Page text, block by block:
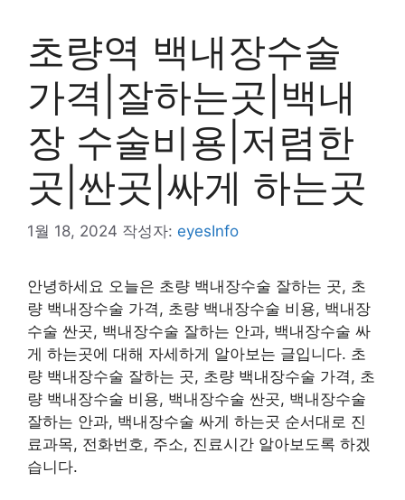
초량역 백내장수술
가격|잘하는곳|백내
장 수술비용|저렴한
곳|싼곳|싸게 하는곳
1월 18, 2024 작성자: eyesInfo
안녕하세요 오늘은 초량 백내장수술 잘하는 곳, 초
량 백내장수술 가격, 초량 백내장수술 비용, 백내장
수술 싼곳, 백내장수술 잘하는 안과, 백내장수술 싸
게 하는곳에 대해 자세하게 알아보는 글입니다. 초
량 백내장수술 잘하는 곳, 초량 백내장수술 가격, 초
량 백내장수술 비용, 백내장수술 싼곳, 백내장수술
잘하는 안과, 백내장수술 싸게 하는곳 순서대로 진
료과목, 전화번호, 주소, 진료시간 알아보도록 하겠
습니다.